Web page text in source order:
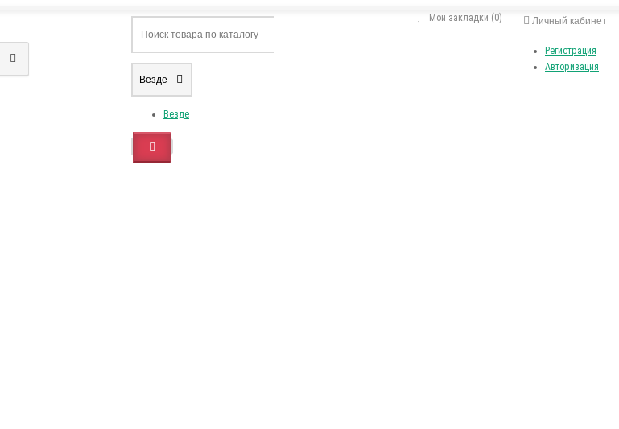
Личный кабинет
Регистрация
Авторизация
Мои закладки (0)
Везде
Везде